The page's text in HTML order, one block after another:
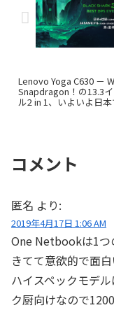
Lenovo Yoga C630 －
Snapdragon！の13.3
ル2 in 1、いよいよ日
コメント
匿名 より:
2019年4月17日 1:06 AM
One Netbookは1つ
きてて意欲的で面白
ハイスペックモデ
ク厨向けなので